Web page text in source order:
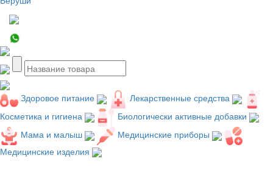
Здоровое питание
Лекарственные средства
Косметика и гигиена
Биологически активные добавки
Мама и малыш
Медицинские приборы
Медицинские изделия